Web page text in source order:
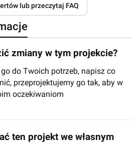
lub przeczytaj FAQ
zmiany w tym projekcie?
do Twoich potrzeb, napisz co
przeprojektujemy go tak, aby w
oczekiwaniom
ten projekt we własnym